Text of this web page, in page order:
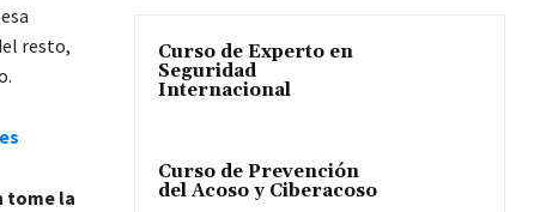
resto,
tome la
Curso de Experto en
Seguridad
Internacional
Curso de Prevención
del Acoso y Ciberacoso